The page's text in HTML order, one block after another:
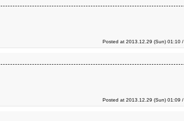
Posted at 2013.12.29 (Sun) 01:10 /
Posted at 2013.12.29 (Sun) 01:09 /